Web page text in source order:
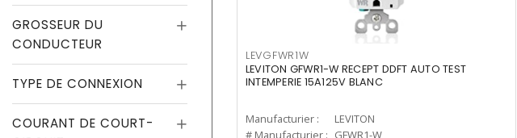
GROSSEUR DU
CONDUCTEUR
TYPE DE CONNEXION
COURANT DE COURT-
LEVGFWR1W
LEVITON GFWR1-W RECEPT DDFT AUTO TEST
INTEMPERIE 15A125V BLANC
Manufacturier :
LEVITON
# Manufacturier : GFWR1-W